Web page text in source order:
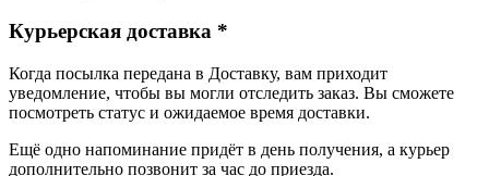
Курьерская доставка *
Когда посылка передана в Доставку, вам приходит
уведомление, чтобы вы могли отследить заказ. Вы сможете
посмотреть статус и ожидаемое время доставки.
Ещё одно напоминание придёт в день получения, а курьер
дополнительно позвонит за час до приезда.